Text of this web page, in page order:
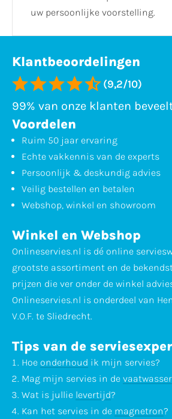
uw persoonlijke voorstelling.
Klantbeoordelingen
(9,2/10)
99% van onze klanten
Voordelen
Ruim 50 jaar ervaring
Echte vakkennis van de experts
Persoonlijk & deskundig advies
Veilig bestellen en betalen
Webshop, winkel en showroom
Winkel en Webshop
Onlineservies.nl is dé online
grootste assortiment en de
prijzen die ver onder de winkel
Onlineservies.nl is onderdeel van
V.O.F. te Sliedrecht.
Tips van de
Hoe onderhoud ik mijn servies?
Mag mijn servies in de vaatwasser
Wat is jullie levertijd?
Kan het servies in de magnetron?